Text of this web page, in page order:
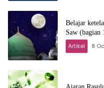
Belajar
Saw (bagian
Artikel 8